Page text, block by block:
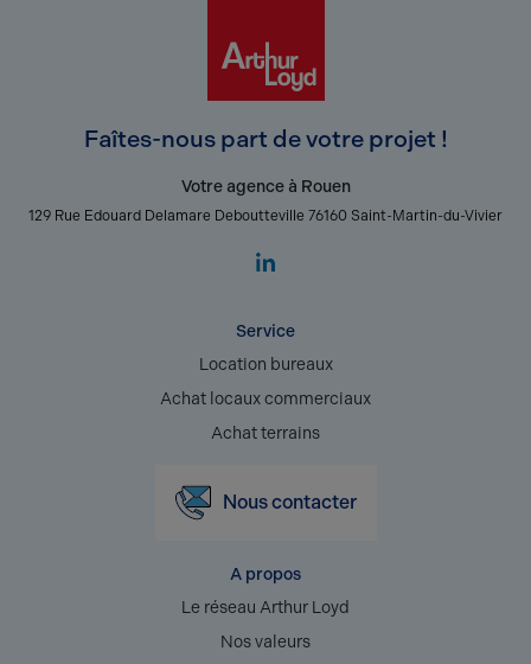
Faîtes-nous part de votre projet !
Votre agence à Rouen
129 Rue Edouard Delamare Deboutteville 76160 Saint-Martin-du-Vivier
Service
Location bureaux
Achat locaux commerciaux
Achat terrains
Nous contacter
A propos
Le réseau Arthur Loyd
Nos valeurs